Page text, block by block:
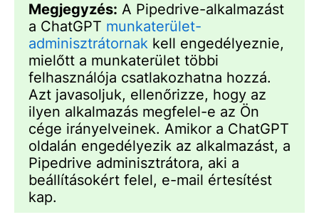
Megjegyzés: A Pipedrive-alkalmazást
a ChatGPT munkaterület-
adminisztrátornak kell engedélyeznie,
mielőtt a munkaterület többi
felhasználója csatlakozhatna hozzá.
Azt javasoljuk, ellenőrizze, hogy az
ilyen alkalmazás megfelel-e az Ön
cége irányelveinek. Amikor a ChatGPT
oldalán engedélyezik az alkalmazást, a
Pipedrive adminisztrátora, aki a
beállításokért felel, e-mail értesítést
kap.